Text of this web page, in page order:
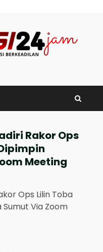
Rakor Ops
Meeting
Ops Lilin Toba
Via Zoom